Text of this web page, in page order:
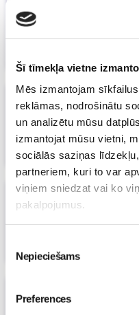
Šī tīmekļa vietne
Mēs izmantojam
reklāmas, nodrošinātu
un analizētu mūsu
izmantojat mūsu vietni,
sociālās saziņas
partneriem, kuri to var
viņiem sniedzat vai ko
pakalpojumus.
izvēle
Nepieciešams
Preferences
Vēlies,
07. Oct
15. Mar
Ko